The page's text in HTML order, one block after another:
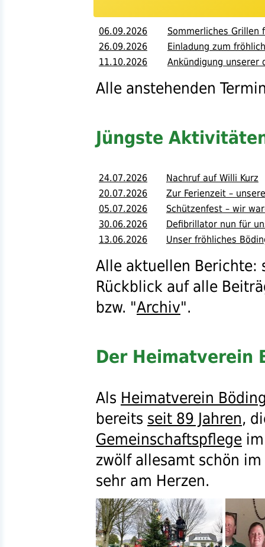
06.09.2026
Sommerliches Grillen
26.09.2026
Einladung zum
11.10.2026
Ankündigung unserer
Alle anstehenden
Jüngste
24.07.2026
Nachruf auf Willi Kurz
20.07.2026
Zur Ferienzeit –
05.07.2026
Schützenfest – wir
30.06.2026
Defibrillator nun für
13.06.2026
Unser fröhliches
Alle aktuellen Berichte:
Rückblick auf alle
bzw. "Archiv".
Der Heimatverein
Als Heimatverein
bereits seit 89 Jahren,
Gemeinschaftspflege
zwölf allesamt schön
sehr am Herzen.